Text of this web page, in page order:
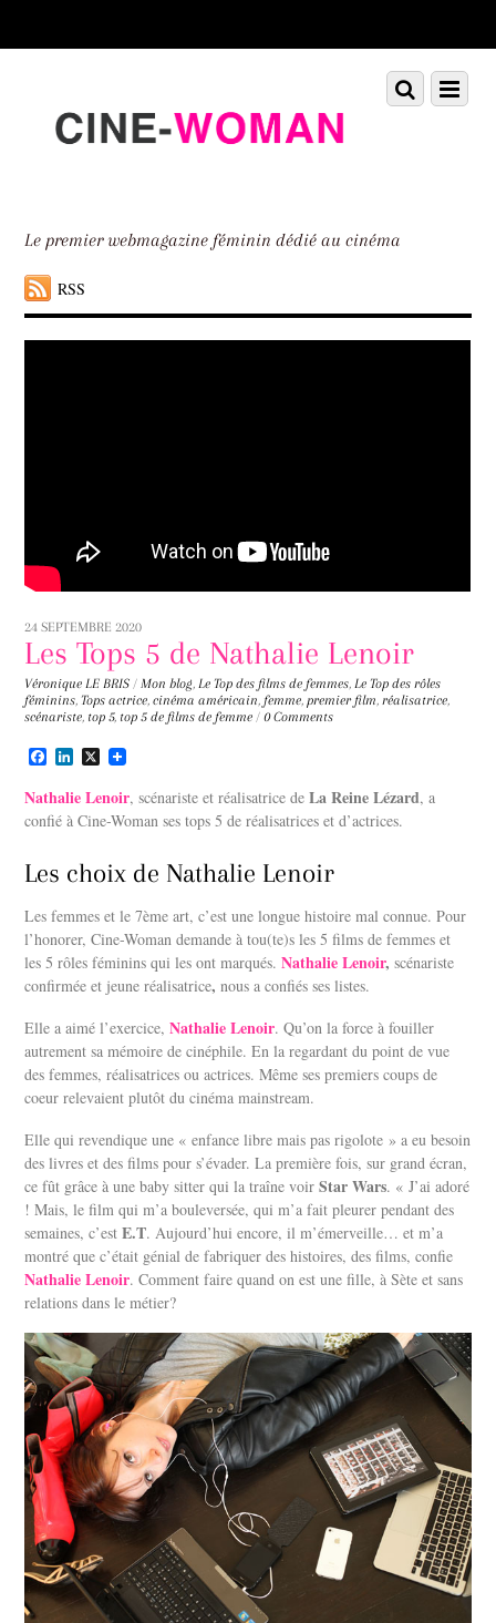
down
Le premier webmagazine féminin dédié au cinéma
RSS
Menu
Scroll
down
24 SEPTEMBRE 2020
Les Tops 5 de Nathalie Lenoir
Véronique LE BRIS / Mon blog,Le Top des films de femmes,Le Top des rôles
féminins,Tops actrice,cinéma américain, femme,premier film,réalisatrice,
scénariste, top 5, top 5 de films de femme / 0 Comments
F
c
e
b
k
L
n
k
e
n
X
Nathalie Lenoir, scénariste et réalisatrice deLa Reine Lézard, a
confié à Cine-Woman ses tops 5 de réalisatrices et d’actrices.
Les choix de Nathalie Lenoir
Les femmes et le 7ème art, c’est une longue histoire mal connue. Pour
l’honorer, Cine-Woman demande à tou(te)s les 5 films de femmes et
les 5 rôles féminins qui les ont marqués.Nathalie Lenoir,scénariste
confirmée et jeune réalisatrice, nous a confiés ses listes.
Elle a aimé l’exercice,Nathalie Lenoir. Qu’on la force à fouiller
autrement sa mémoire de cinéphile. En la regardant du point de vue
des femmes, réalisatrices ou actrices. Même ses premiers coups de
coeur relevaient plutôt du cinéma mainstream.
Elle qui revendique une « enfance libre mais pas rigolote » a eu besoin
des livres et des films pour s’évader. La première fois, sur grand écran,
ce fût grâce à une baby sitter qui la traîne voirStar Wars. « J’ai adoré
! Mais, le film qui m’a bouleversée, qui m’a fait pleurer pendant des
semaines, c’estE.T. Aujourd’hui encore, il m’émerveille… et m’a
montré que c’était génial de fabriquer des histoires, des films, confie
Nathalie Lenoir. Comment faire quand on est une fille, à Sète et sans
relations dans le métier?